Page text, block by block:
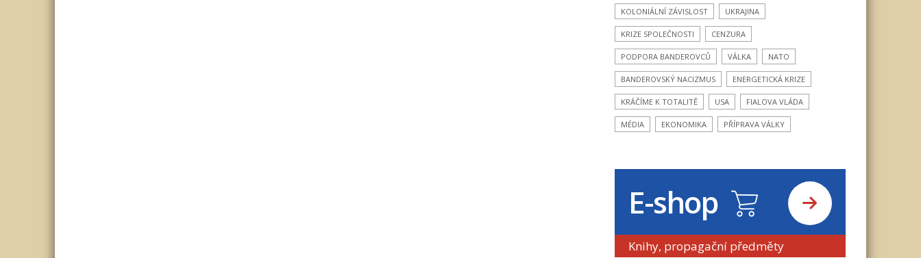
KOLONIÁLNÍ ZÁVISLOST UKRAJINA
KRIZE SPOLEČNOSTI CENZURA
PODPORA BANDEROVCŮ VÁLKA NATO
BANDEROVSKÝ NACIZMUS ENERGETICKÁ KRIZE
KRÁČÍME K TOTALITĚ USA FIALOVA VLÁDA
MÉDIA EKONOMIKA PŘÍPRAVA VÁLKY
E-shop
Knihy, propagační předměty